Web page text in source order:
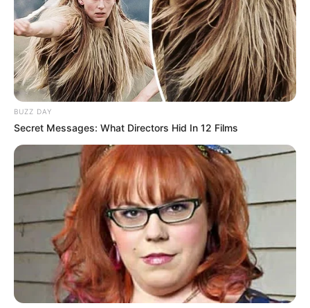
Suchen:
Auf einigen Seiten dieses Projektes sind Affiliate-
Angebote integriert. Wenn etwas darüber gebucht oder
gekauft wird, ist das eine Unterstützung, ohne dass sich
dadurch der Preis ändert.
BUZZ DAY
Secret Messages: What Directors Hid In 12 Films